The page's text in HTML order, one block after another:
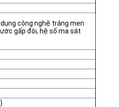
công nghệ tráng men
gấp đôi, hệ số ma sát